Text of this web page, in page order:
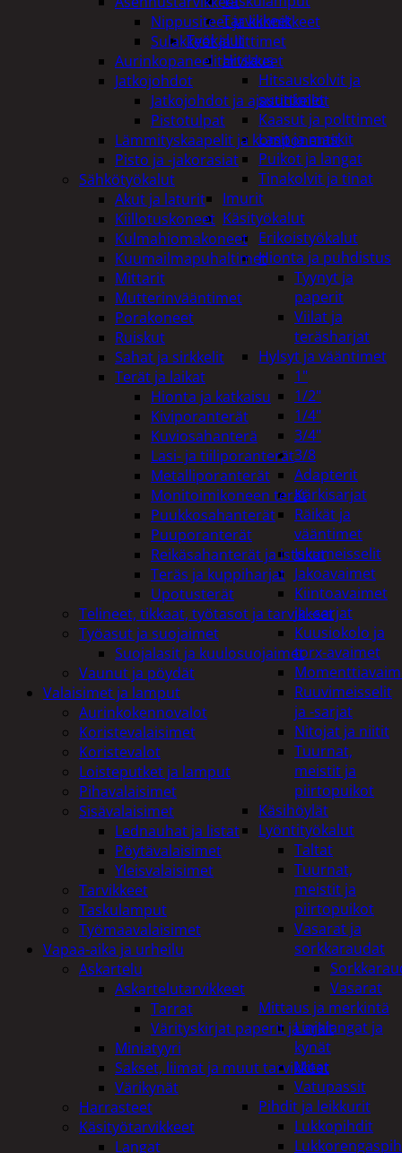
Tarvikkeet
Työkalut
Hitsaus
Hitsauskolvit ja
suuttimet
Kaasut ja polttimet
Lasit ja maskit
Puikot ja langat
Tinakolvit ja tinat
Imurit
Käsityökalut
Erikoistyökalut
Hionta ja puhdistus
Tyynyt ja
paperit
Viilat ja
teräsharjat
Hylsyt ja vääntimet
1"
1/2"
1/4"
3/4"
3/8
Adapterit
Kärkisarjat
Räikät ja
vääntimet
Iskumeisselit
Jakoavaimet
Kiintoavaimet
ja -sarjat
Kuusiokolo ja
torx-avaimet
Ruuvimeisselit
ja -sarjat
Nitojat ja niitit
Tuurnat,
meistit ja
piirtopuikot
Käsihöylät
Lyöntityökalut
Taltat
Tuurnat,
meistit ja
piirtopuikot
Vasarat ja
sorkkaraudat
Vasarat
Mittaus ja merkintä
Linjalangat ja
kynät
Mitat
Vatupassit
Pihdit ja leikkurit
Lukkopihdit
Nippusiteet ja kiinnikkeet
Sulakkeet ja liittimet
Aurinkopaneelitarvikkeet
Jatkojohdot
Jatkojohdot ja ajastinkellot
Pistotulpat
Lämmityskaapelit ja komponentit
Pisto ja -jakorasiat
Sähkötyökalut
Akut ja laturit
Kiillotuskoneet
Kulmahiomakoneet
Kuumailmapuhaltimet
Mittarit
Mutterinvääntimet
Porakoneet
Ruiskut
Sahat ja sirkkelit
Terät ja laikat
Hionta ja katkaisu
Kiviporanterät
Kuviosahanterä
Lasi- ja tiiliporanterät
Metalliporanterät
Monitoimikoneen terät
Puukkosahanterät
Puuporanterät
Reikäsahanterät ja istukat
Teräs ja kuppiharjat
Upotusterät
Telineet, tikkaat, työtasot ja tarvikkeet
Työasut ja suojaimet
Suojalasit ja kuulosuojaimet
Vaunut ja pöydät
Valaisimet ja lamput
Aurinkokennovalot
Koristevalaisimet
Koristevalot
Loisteputket ja lamput
Pihavalaisimet
Sisävalaisimet
Lednauhat ja listat
Pöytävalaisimet
Yleisvalaisimet
Tarvikkeet
Taskulamput
Työmaavalaisimet
Vapaa-aika ja urheilu
Askartelu
Askartelutarvikkeet
Tarrat
Värityskirjat paperit ja arkit
Miniatyyri
Sakset, liimat ja muut tarvikkeet
Värikynät
Harrasteet
Käsityötarvikkeet
Langat